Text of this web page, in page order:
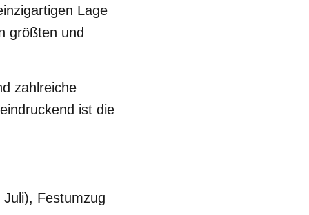
Lage
größten und
zahlreiche
ist die
Festumzug